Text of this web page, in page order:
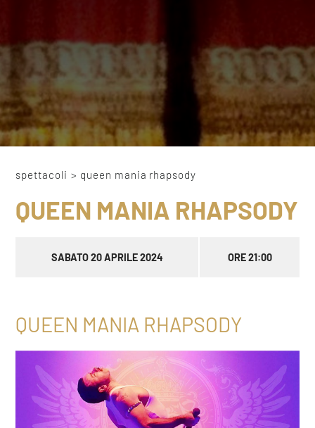
spettacoli > queen mania rhapsody
QUEEN MANIA RHAPSODY
SABATO 20 APRILE 2024 ORE 21:00
QUEEN MANIA RHAPSODY